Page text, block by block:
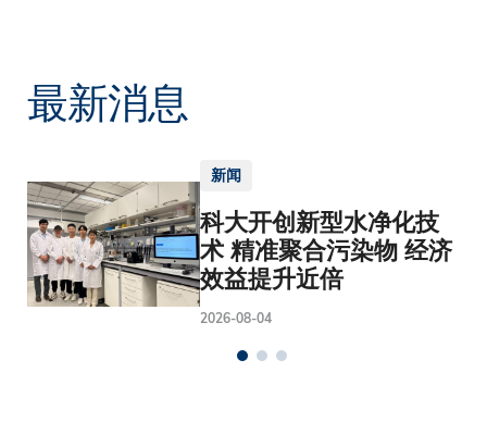
最新消息
新闻
科大开创新型水净化技
术 精准聚合污染物 经济
效益提升近倍
2026-08-04